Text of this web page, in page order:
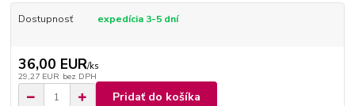
Dostupnosť expedícia 3-5 dní
36,00 EUR/ks
29,27 EUR bez DPH
Pridať do košíka